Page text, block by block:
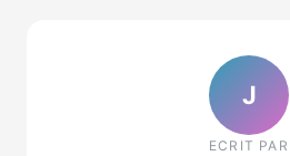
J
ECRIT PAR